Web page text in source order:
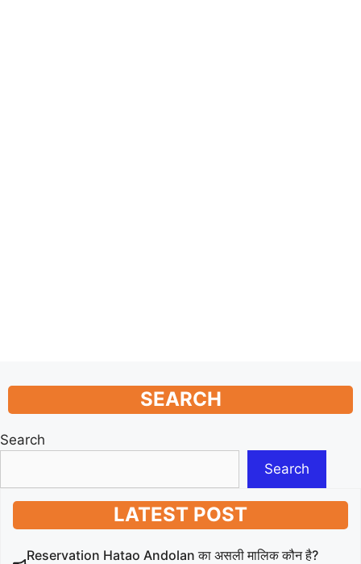
SEARCH
Search
Search
LATEST POST
Reservation Hatao Andolan का असली मालिक कौन है?